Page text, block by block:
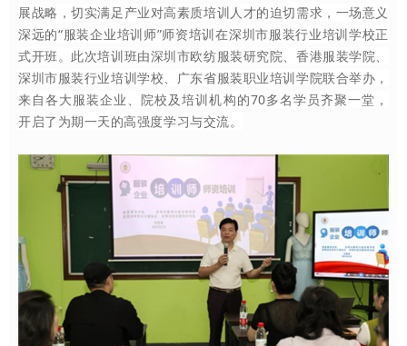
展战略 ，切实满足产业对高素质培训人才的迫切需求，一场意义
深远的“服装企业培训师”师资培训在深圳市服装行业培训学校正
式开班。此次培训班由深圳市欧纺服装研究院、香港服装学院、
深圳市服装行业培训学校、广东省服装职业培训学院联合举办，
来自各大服装企业、院校及培训机构的70多名学员齐聚一堂，
开启了为期一天的高强度学习与交流。